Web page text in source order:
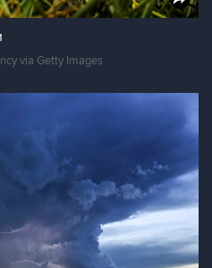
via Getty Images